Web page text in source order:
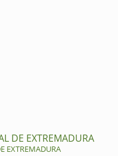
DE EXTREMADURA
EXTREMADURA